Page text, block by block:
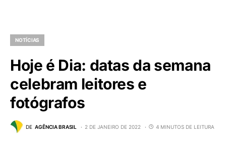
NOTÍCIAS
Hoje é Dia: datas da semana
celebram leitores e
fotógrafos
DE AGÊNCIA BRASIL 2 DE JANEIRO DE 2022 4 MINUTOS DE LEITURA